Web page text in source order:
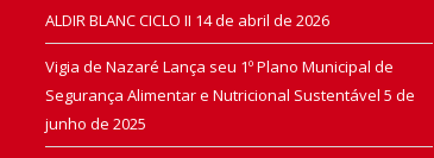
ALDIR BLANC CICLO II 14 de abril de 2026
Vigia de Nazaré Lança seu 1º Plano Municipal de
Segurança Alimentar e Nutricional Sustentável 5 de
junho de 2025